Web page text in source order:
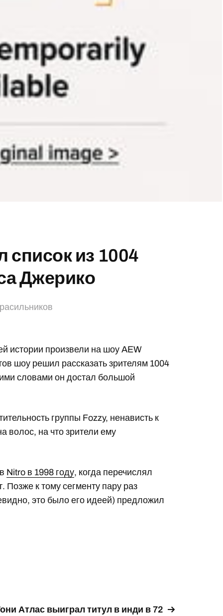
список из 1004
Джерико
истории произвели на шоу AEW
шоу решил рассказать зрителям 1004
словами он достал большой
группы Fozzy, ненависть к
волос, на что зрители ему
Nitro в 1998 году, когда перечислял
к тому сегменту пару раз
это было его идеей) предложил
Атлас выиграл титул в инди в 72